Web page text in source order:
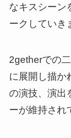
なキスシーン
ークしていき
2getherでの
に展開し描か
の演技、演出
ーが維持され